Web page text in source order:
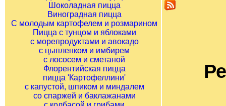
Шоколадная пицца
Виноградная пицца
С молодым картофелем и розмарином
Пицца с тунцом и яблоками
с морепродуктами и авокадо
с цыпленком и имбирем
с лососем и сметаной
Флорентийская пицца
пицца 'Картофеллини'
с капустой, шпиком и миндалем
со спаржей и баклажанами